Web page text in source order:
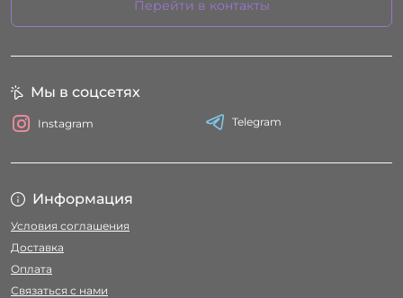
Перейти в контакты
Информация
Условия соглашения
Доставка
Оплата
Связаться с нами
Мы в соцсетях
Instagram Telegram